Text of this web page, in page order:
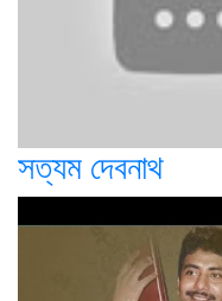
সত্যম দেবনাথ